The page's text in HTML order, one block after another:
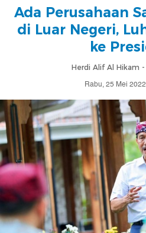
Ada Perusahaan
di Luar Negeri,
ke
Herdi Alif Al Hikam -
Rabu, 25 Mei